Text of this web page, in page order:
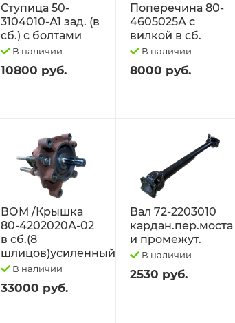
Ступица 50-
3104010-А1 зад. (в
сб.) с болтами
В наличии
10800 руб.
Поперечина 80-
4605025А с
вилкой в сб.
В наличии
8000 руб.
ВОМ /Крышка
80-4202020А-02
в сб.(8
шлицов)усиленный
В наличии
33000 руб.
Вал 72-2203010
кардан.пер.моста
и промежут.
В наличии
2530 руб.